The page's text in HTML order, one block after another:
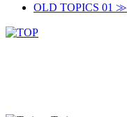
OLD TOPICS 01 ≫